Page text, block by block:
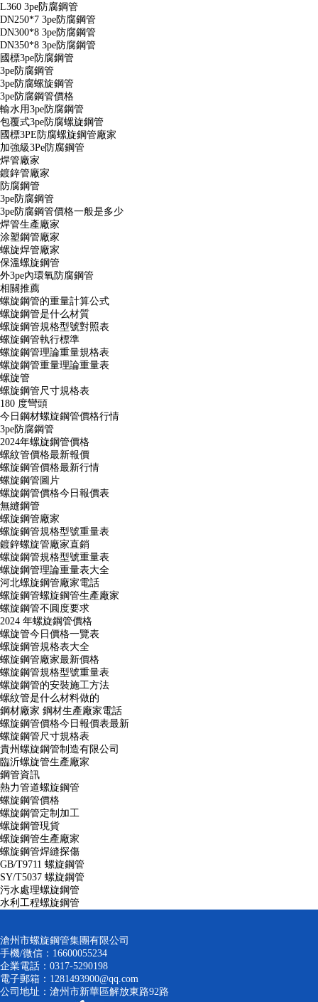
L360 3pe防腐鋼管
DN250*7 3pe防腐鋼管
DN300*8 3pe防腐鋼管
DN350*8 3pe防腐鋼管
國標3pe防腐鋼管
3pe防腐鋼管
3pe防腐螺旋鋼管
3pe防腐鋼管價格
輸水用3pe防腐鋼管
包覆式3pe防腐螺旋鋼管
國標3PE防腐螺旋鋼管廠家
加強級3Pe防腐鋼管
焊管廠家
鍍鋅管廠家
防腐鋼管
3pe防腐鋼管
3pe防腐鋼管價格一般是多少
焊管生產廠家
涂塑鋼管廠家
螺旋焊管廠家
保溫螺旋鋼管
外3pe內環氧防腐鋼管
相關推薦
螺旋鋼管的重量計算公式
螺旋鋼管是什么材質
螺旋鋼管規格型號對照表
螺旋鋼管執行標準
螺旋鋼管理論重量規格表
螺旋鋼管重量理論重量表
螺旋管
螺旋鋼管尺寸規格表
180 度彎頭
今日鋼材螺旋鋼管價格行情
3pe防腐鋼管
2024年螺旋鋼管價格
螺紋管價格最新報價
螺旋鋼管價格最新行情
螺旋鋼管圖片
螺旋鋼管價格今日報價表
無縫鋼管
螺旋鋼管廠家
螺旋鋼管規格型號重量表
鍍鋅螺旋管廠家直銷
螺旋鋼管規格型號重量表
螺旋鋼管理論重量表大全
河北螺旋鋼管廠家電話
螺旋鋼管螺旋鋼管生產廠家
螺旋鋼管不圓度要求
2024 年螺旋鋼管價格
螺旋管今日價格一覽表
螺旋鋼管規格表大全
螺旋鋼管廠家最新價格
螺旋鋼管規格型號重量表
螺旋鋼管的安裝施工方法
螺紋管是什么材料做的
鋼材廠家 鋼材生產廠家電話
螺旋鋼管價格今日報價表最新
螺旋鋼管尺寸規格表
貴州螺旋鋼管制造有限公司
臨沂螺旋管生產廠家
鋼管資訊
熱力管道螺旋鋼管
螺旋鋼管價格
螺旋鋼管定制加工
螺旋鋼管現貨
螺旋鋼管生產廠家
螺旋鋼管焊縫探傷
GB/T9711 螺旋鋼管
SY/T5037 螺旋鋼管
污水處理螺旋鋼管
水利工程螺旋鋼管
滄州市螺旋鋼管集團有限公司
手機/微信：16600055234
企業電話：0317-5290198
電子郵箱：1281493900@qq.com
公司地址：滄州市新華區解放東路92路